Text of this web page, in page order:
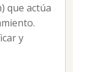
que actúa
y